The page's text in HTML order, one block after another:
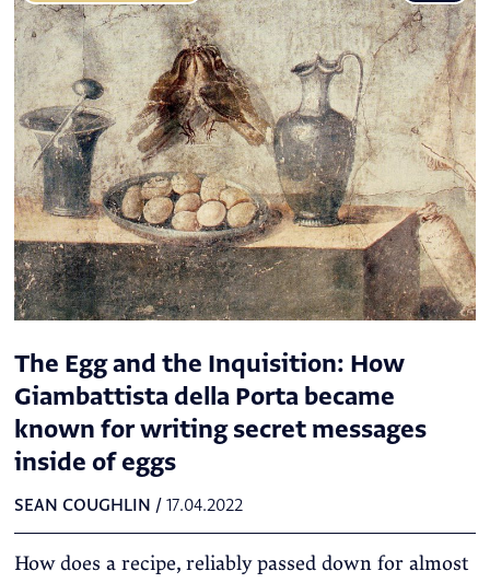
The Egg and the Inquisition: How
Giambattista della Porta became
known for writing secret messages
inside of eggs
SEAN COUGHLIN / 17.04.2022
How does a recipe, reliably passed down for almost